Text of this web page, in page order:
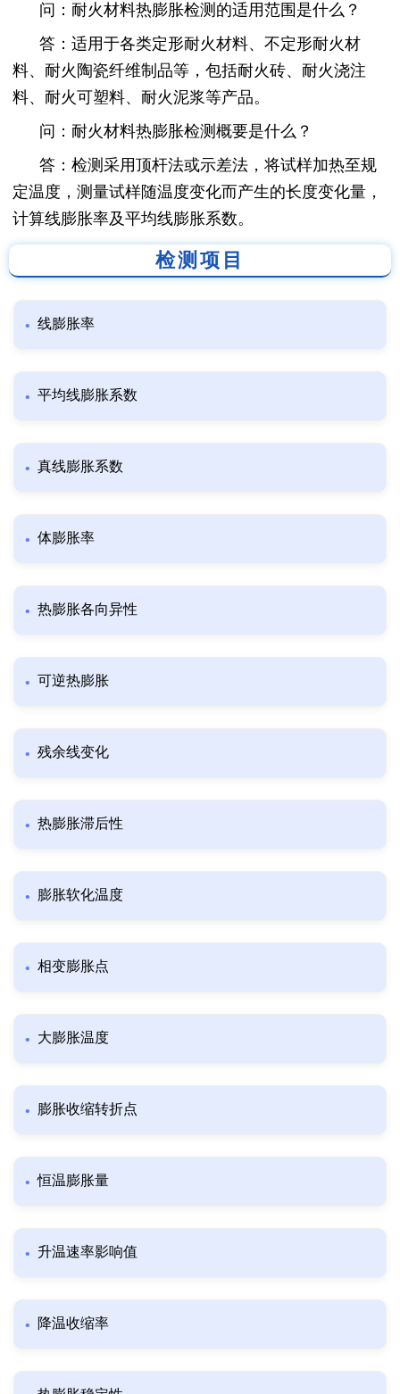
问：耐火材料热膨胀检测的适用范围是什么？
答：适用于各类定形耐火材料、不定形耐火材
料、耐火陶瓷纤维制品等，包括耐火砖、耐火浇注
料、耐火可塑料、耐火泥浆等产品。
问：耐火材料热膨胀检测概要是什么？
答：检测采用顶杆法或示差法，将试样加热至规
定温度，测量试样随温度变化而产生的长度变化量，
计算线膨胀率及平均线膨胀系数。
检测项目
线膨胀率
平均线膨胀系数
真线膨胀系数
体膨胀率
热膨胀各向异性
可逆热膨胀
残余线变化
热膨胀滞后性
膨胀软化温度
相变膨胀点
大膨胀温度
膨胀收缩转折点
恒温膨胀量
升温速率影响值
降温收缩率